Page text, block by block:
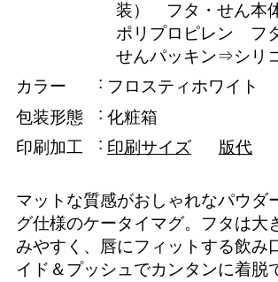
装） フタ・せん本
ポリプロピレン フ
せんパッキン⇒シリ
カラー
フロスティホワイト
包装形態
化粧箱
印刷加工
印刷サイズ 版代
マットな質感がおしゃれなパウダ
グ仕様のケータイマグ。フタは大
みやすく、唇にフィットする飲み
イド＆プッシュでカンタンに着脱